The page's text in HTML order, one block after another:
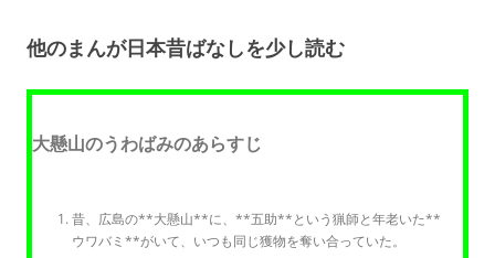
他のまんが日本昔ばなしを少し読む
大懸山のうわばみのあらすじ
昔、広島の**大懸山**に、**五助**という猟師と年老いた**
ウワバミ**がいて、いつも同じ獲物を奪い合っていた。